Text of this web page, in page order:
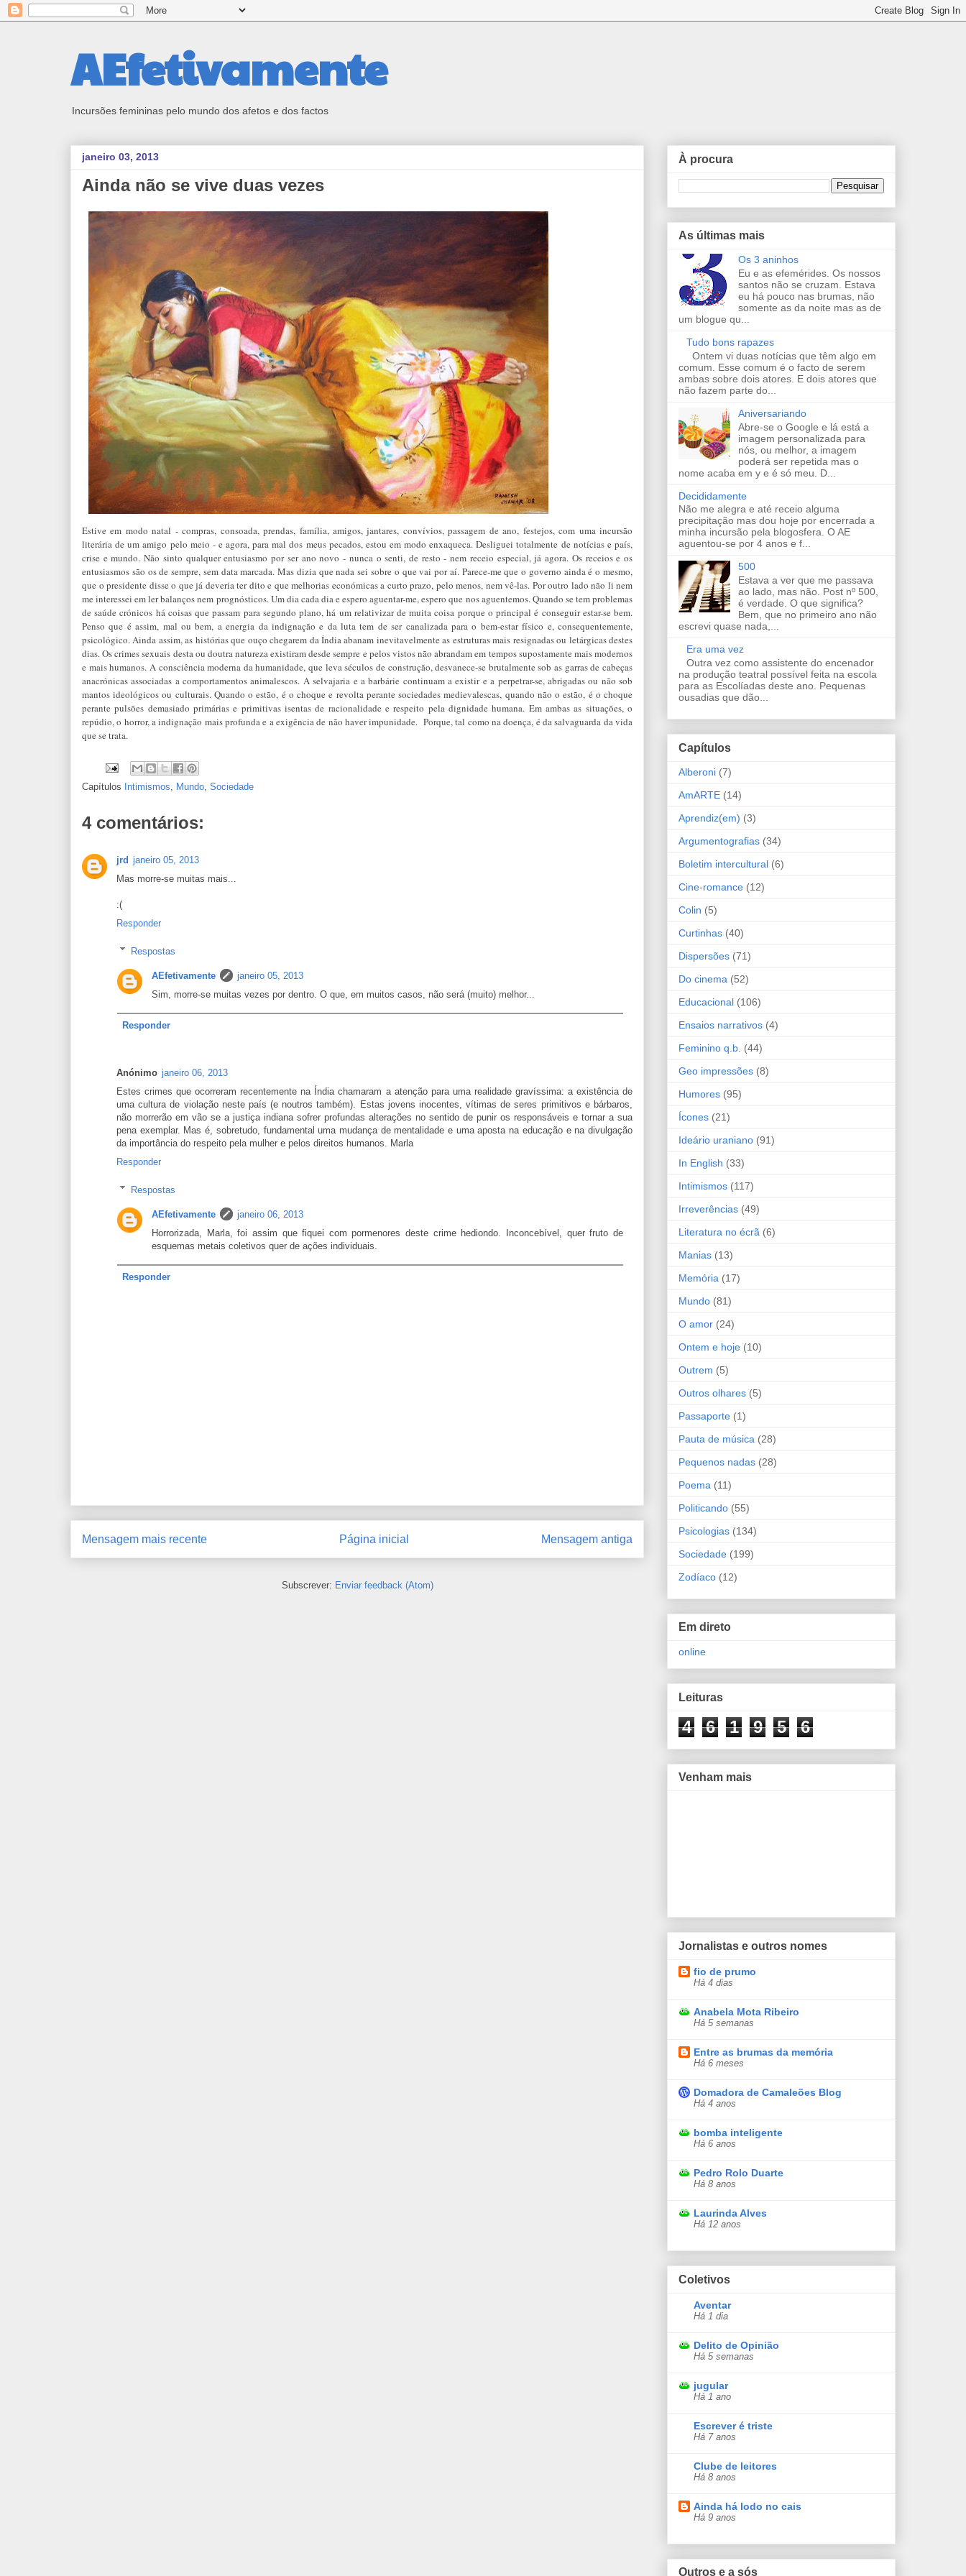
AEfetivamente
Incursões femininas pelo mundo dos afetos e dos factos
janeiro 03, 2013
Ainda não se vive duas vezes
Estive em modo natal - compras, consoada, prendas, família, amigos, jantares, convívios, passagem de ano, festejos, com uma incursão
literária de um amigo pelo meio - e agora, para mal dos meus pecados, estou em modo enxaqueca. Desliguei totalmente de notícias e país,
crise e mundo. Não sinto qualquer entusiasmo por ser ano novo - nunca o senti, de resto - nem receio especial, já agora. Os receios e os
entusiasmos são os de sempre, sem data marcada. Mas dizia que nada sei sobre o que vai por aí. Parece-me que o governo ainda é o mesmo,
que o presidente disse o que já deveria ter dito e que melhorias económicas a curto prazo, pelo menos, nem vê-las. Por outro lado não li nem
me interessei em ler balanços nem prognósticos. Um dia cada dia e espero aguentar-me, espero que nos aguentemos. Quando se tem problemas
de saúde crónicos há coisas que passam para segundo plano, há um relativizar de muita coisa porque o principal é conseguir estar-se bem.
Penso que é assim, mal ou bem, a energia da indignação e da luta tem de ser canalizada para o bem-estar físico e, consequentemente,
psicológico. Ainda assim, as histórias que ouço chegarem da Índia abanam inevitavelmente as estruturas mais resignadas ou letárgicas destes
dias. Os crimes sexuais desta ou doutra natureza existiram desde sempre e pelos vistos não abrandam em tempos supostamente mais modernos
e mais humanos. A consciência moderna da humanidade, que leva séculos de construção, desvanece-se brutalmente sob as garras de cabeças
anacrónicas associadas a comportamentos animalescos. A selvajaria e a barbárie continuam a existir e a perpetrar-se, abrigadas ou não sob
mantos ideológicos ou culturais. Quando o estão, é o choque e revolta perante sociedades medievalescas, quando não o estão, é o choque
perante pulsões demasiado primárias e primitivas isentas de racionalidade e respeito pela dignidade humana. Em ambas as situações, o
repúdio, o horror, a indignação mais profunda e a exigência de não haver impunidade. Porque, tal como na doença, é da salvaguarda da vida
que se trata.
Capítulos Intimismos, Mundo, Sociedade
4 comentários:
jrd janeiro 05, 2013
Mas morre-se muitas mais...
:(
Responder
Respostas
AEfetivamente
janeiro 05, 2013
Sim, morre-se muitas vezes por dentro. O que, em muitos casos, não será (muito) melhor...
Responder
Anónimo janeiro 06, 2013
Estes crimes que ocorreram recentemente na Índia chamaram a atenção para uma realidade gravíssima: a existência de
uma cultura de violação neste país (e noutros também). Estas jovens inocentes, vítimas de seres primitivos e bárbaros,
não morrerão em vão se a justiça indiana sofrer profundas alterações no sentido de punir os responsáveis e tornar a sua
pena exemplar. Mas é, sobretudo, fundamental uma mudança de mentalidade e uma aposta na educação e na divulgação
da importância do respeito pela mulher e pelos direitos humanos. Marla
Responder
Respostas
AEfetivamente
janeiro 06, 2013
Horrorizada, Marla, foi assim que fiquei com pormenores deste crime hediondo. Inconcebível, quer fruto de
esquemas metais coletivos quer de ações individuais.
Responder
Mensagem mais recente Mensagem antiga
Página inicial
Subscrever: Enviar feedback (Atom)
À procura
As últimas mais
Os 3 aninhos
Eu e as efemérides. Os nossos
santos não se cruzam. Estava
eu há pouco nas brumas, não
somente as da noite mas as de
um blogue qu...
Tudo bons rapazes
Ontem vi duas notícias que têm algo em
comum. Esse comum é o facto de serem
ambas sobre dois atores. E dois atores que
não fazem parte do...
Aniversariando
Abre-se o Google e lá está a
imagem personalizada para
nós, ou melhor, a imagem
poderá ser repetida mas o
nome acaba em y e é só meu. D...
Decididamente
Não me alegra e até receio alguma
precipitação mas dou hoje por encerrada a
minha incursão pela blogosfera. O AE
aguentou-se por 4 anos e f...
500
Estava a ver que me passava
ao lado, mas não. Post nº 500,
é verdade. O que significa?
Bem, que no primeiro ano não
escrevi quase nada,...
Era uma vez
Outra vez como assistente do encenador
na produção teatral possível feita na escola
para as Escolíadas deste ano. Pequenas
ousadias que dão...
Capítulos
Alberoni (7)
AmARTE (14)
Aprendiz(em) (3)
Argumentografias (34)
Boletim intercultural (6)
Cine-romance (12)
Colin (5)
Curtinhas (40)
Dispersões (71)
Do cinema (52)
Educacional (106)
Ensaios narrativos (4)
Feminino q.b. (44)
Geo impressões (8)
Humores (95)
Ícones (21)
Ideário uraniano (91)
In English (33)
Intimismos (117)
Irreverências (49)
Literatura no écrã (6)
Manias (13)
Memória (17)
Mundo (81)
O amor (24)
Ontem e hoje (10)
Outrem (5)
Outros olhares (5)
Passaporte (1)
Pauta de música (28)
Pequenos nadas (28)
Poema (11)
Politicando (55)
Psicologias (134)
Sociedade (199)
Zodíaco (12)
Em direto
online
Leituras
4 6 1 9 5 6
Venham mais
Jornalistas e outros nomes
fio de prumo
Há 4 dias
Anabela Mota Ribeiro
Há 5 semanas
Entre as brumas da memória
Há 6 meses
Domadora de Camaleões Blog
Há 4 anos
bomba inteligente
Há 6 anos
Pedro Rolo Duarte
Há 8 anos
Laurinda Alves
Há 12 anos
Coletivos
Aventar
Há 1 dia
Delito de Opinião
Há 5 semanas
jugular
Há 1 ano
Escrever é triste
Há 7 anos
Clube de leitores
Há 8 anos
Ainda há lodo no cais
Há 9 anos
Outros e a sós